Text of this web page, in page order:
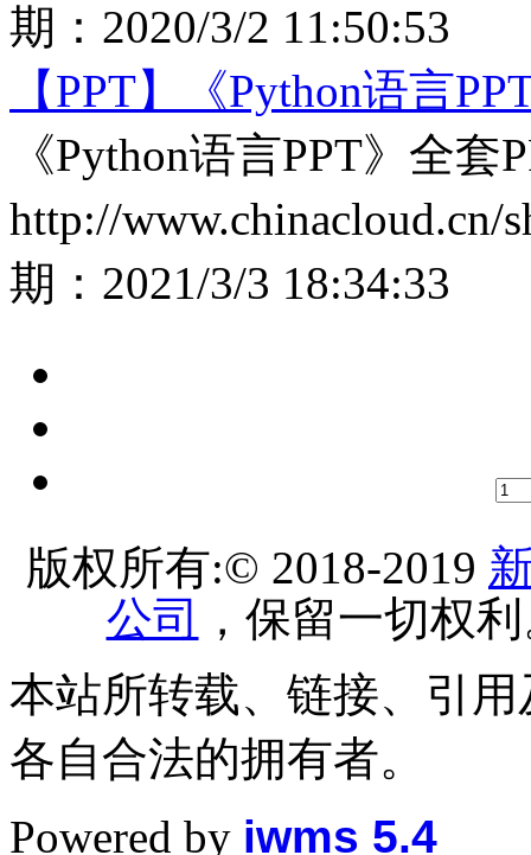
期： 2020/3/2 11:50:53
【PPT】《Python语言
《Python语言PPT》全套
http://www.chinacloud.cn/
期： 2021/3/3 18:34:33
版权所有:© 2018-2019
公司
，保留一切权
本站所转载、链接、引
各自合法的拥有者。
Powered by iwms 5.4